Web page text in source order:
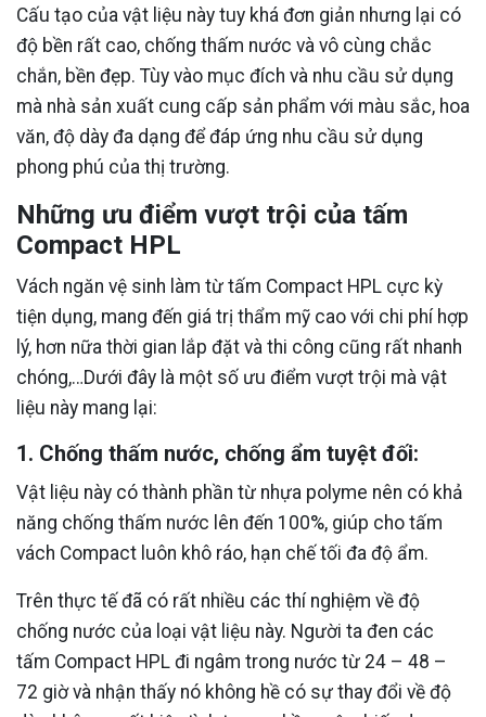
Cấu tạo của vật liệu này tuy khá đơn giản nhưng lại có
độ bền rất cao, chống thấm nước và vô cùng chắc
chắn, bền đẹp. Tùy vào mục đích và nhu cầu sử dụng
mà nhà sản xuất cung cấp sản phẩm với màu sắc, hoa
văn, độ dày đa dạng để đáp ứng nhu cầu sử dụng
phong phú của thị trường.
Những ưu điểm vượt trội của tấm
Compact HPL
Vách ngăn vệ sinh làm từ tấm Compact HPL cực kỳ
tiện dụng, mang đến giá trị thẩm mỹ cao với chi phí hợp
lý, hơn nữa thời gian lắp đặt và thi công cũng rất nhanh
chóng,…Dưới đây là một số ưu điểm vượt trội mà vật
liệu này mang lại:
1. Chống thấm nước, chống ẩm tuyệt đối:
Vật liệu này có thành phần từ nhựa polyme nên có khả
năng chống thấm nước lên đến 100%, giúp cho tấm
vách Compact luôn khô ráo, hạn chế tối đa độ ẩm.
Trên thực tế đã có rất nhiều các thí nghiệm về độ
chống nước của loại vật liệu này. Người ta đen các
tấm Compact HPL đi ngâm trong nước từ 24 – 48 –
72 giờ và nhận thấy nó không hề có sự thay đổi về độ